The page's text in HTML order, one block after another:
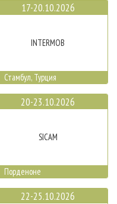
17-20.10.2026
INTERMOB
Стамбул, Турция
20-23.10.2026
SICAM
Порденоне
22-25.10.2026